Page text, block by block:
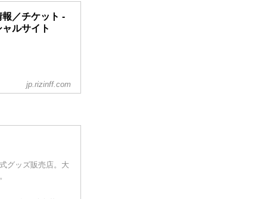
／チケット -
ルサイト
LANDMARK 14 in
jp.rizinff.com
グッズ販売店。大